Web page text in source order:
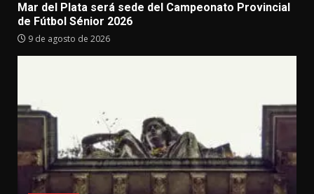
Mar del Plata será sede del Campeonato Provincial
de Fútbol Sénior 2026
9 de agosto de 2026